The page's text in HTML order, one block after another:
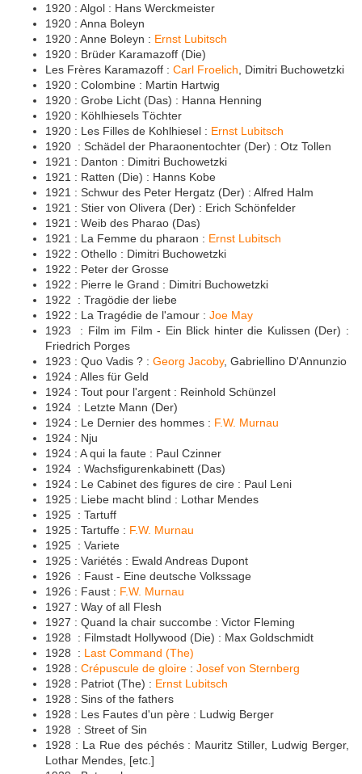
1920 : Algol : Hans Werckmeister
1920 : Anna Boleyn
1920 : Anne Boleyn : Ernst Lubitsch
1920 : Brüder Karamazoff (Die)
Les Frères Karamazoff : Carl Froelich , Dimitri Buchowetzki
1920 : Colombine : Martin Hartwig
1920 : Grobe Licht (Das) : Hanna Henning
1920 : Köhlhiesels Töchter
1920 : Les Filles de Kohlhiesel : Ernst Lubitsch
1920 : Schädel der Pharaonentochter (Der) : Otz Tollen
1921 : Danton : Dimitri Buchowetzki
1921 : Ratten (Die) : Hanns Kobe
1921 : Schwur des Peter Hergatz (Der) : Alfred Halm
1921 : Stier von Olivera (Der) : Erich Schönfelder
1921 : Weib des Pharao (Das)
1921 : La Femme du pharaon : Ernst Lubitsch
1922 : Othello : Dimitri Buchowetzki
1922 : Peter der Grosse
1922 : Pierre le Grand : Dimitri Buchowetzki
1922 : Tragödie der liebe
1922 : La Tragédie de l'amour : Joe May
1923 : Film im Film - Ein Blick hinter die Kulissen (Der) :
Friedrich Porges
1923 : Quo Vadis ? : Georg Jacoby, Gabriellino D'Annunzio
1924 : Alles für Geld
1924 : Tout pour l'argent : Reinhold Schünzel
1924 : Letzte Mann (Der)
1924 : Le Dernier des hommes : F.W. Murnau
1924 : Nju
1924 : A qui la faute : Paul Czinner
1924 : Wachsfigurenkabinett (Das)
1924 : Le Cabinet des figures de cire : Paul Leni
1925 : Liebe macht blind : Lothar Mendes
1925 : Tartuff
1925 : Tartuffe : F.W. Murnau
1925 : Variete
1925 : Variétés : Ewald Andreas Dupont
1926 : Faust - Eine deutsche Volkssage
1926 : Faust : F.W. Murnau
1927 : Way of all Flesh
1927 : Quand la chair succombe : Victor Fleming
1928 : Filmstadt Hollywood (Die) : Max Goldschmidt
1928 : Last Command (The)
1928 : Crépuscule de gloire : Josef von Sternberg
1928 : Patriot (The) : Ernst Lubitsch
1928 : Sins of the fathers
1928 : Les Fautes d'un père : Ludwig Berger
1928 : Street of Sin
1928 : La Rue des péchés : Mauritz Stiller, Ludwig Berger,
Lothar Mendes, [etc.]